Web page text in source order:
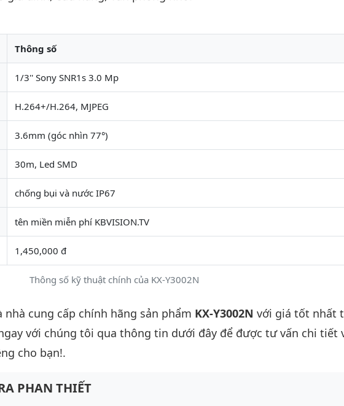
Thông số kỹ thuật chính của KX-Y3002N
Thông số
1/3'' Sony SNR1s 3.0 Mp
H.264+/H.264, MJPEG
3.6mm (góc nhìn 77°)
30m, Led SMD
chống bụi và nước IP67
tên miền miễn phí KBVISION.TV
1,450,000 đ
nhà cung cấp chính hãng sản phẩm KX-Y3002N với giá tốt nhất
với chúng tôi qua thông tin dưới đây để được tư vấn chi tiết
cho bạn!.
PHAN THIẾT